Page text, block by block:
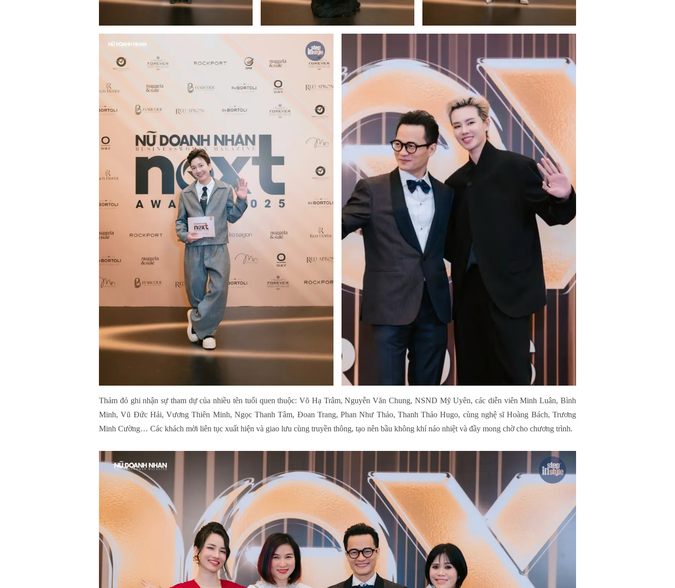
Thảm đỏ ghi nhận sự tham dự của nhiều tên tuổi quen thuộc: Võ Hạ Trâm, Nguyễn Văn Chung, NSND Mỹ Uyên, các diễn viên Minh Luân, Bình
Minh, Vũ Đức Hải, Vương Thiên Minh, Ngọc Thanh Tâm, Đoan Trang, Phan Như Thảo, Thanh Thảo Hugo, cùng nghệ sĩ Hoàng Bách, Trương
Minh Cường… Các khách mời liên tục xuất hiện và giao lưu cùng truyền thông, tạo nên bầu không khí náo nhiệt và đầy mong chờ cho chương trình.